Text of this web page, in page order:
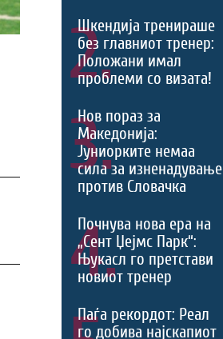
2.
Шкендија тренираше
без главниот тренер:
Положани имал
проблеми со визата!
3.
Нов пораз за
Македонија:
Јуниорките немаа
сила за изненадување
против Словачка
4.
Почнува нова ера на
„Сент Џејмс Парк“:
Њукасл го претстави
новиот тренер
Паѓа рекордот: Реал
го добива најскапиот